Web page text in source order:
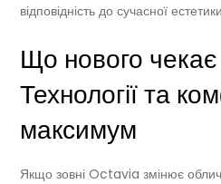
відповідність до сучасної
Що нового чекає
Технології та
максимум
Якщо зовні Octavia змінює